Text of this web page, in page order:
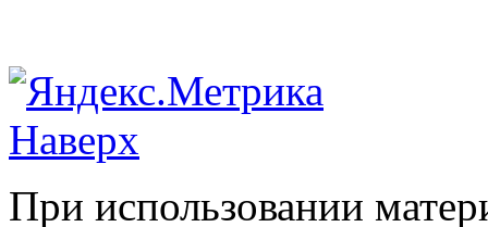
Наверх
При использовании